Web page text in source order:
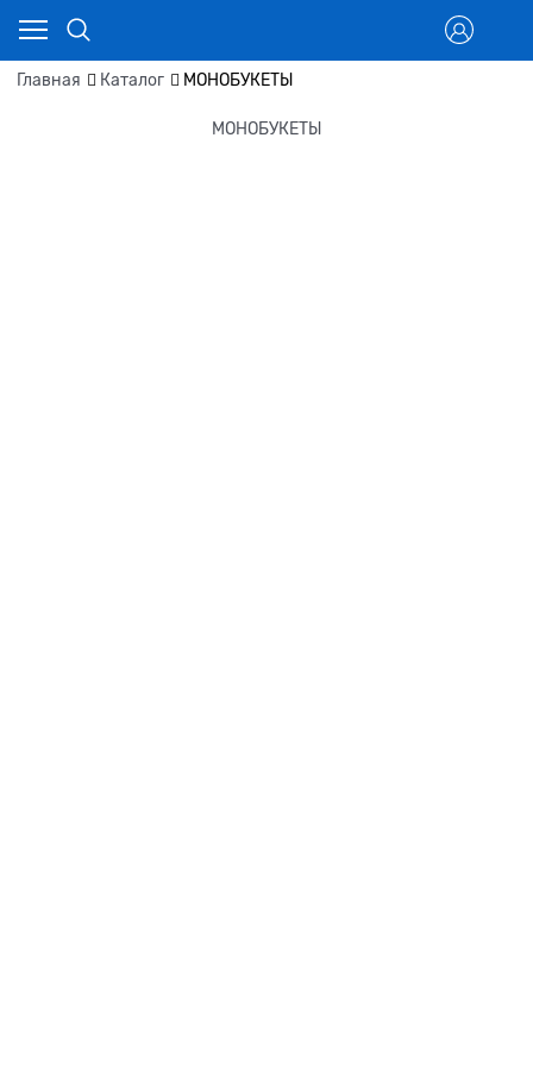
Главная Каталог МОНОБУКЕТЫ
МОНОБУКЕТЫ